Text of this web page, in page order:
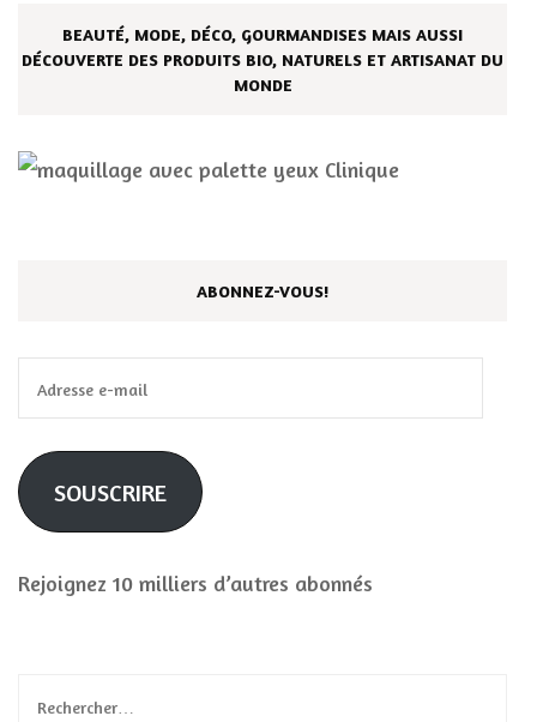
BEAUTÉ, MODE, DÉCO, GOURMANDISES MAIS AUSSI
DÉCOUVERTE DES PRODUITS BIO, NATURELS ET ARTISANAT DU
MONDE
ABONNEZ-VOUS!
e-
mail
SOUSCRIRE
Rejoignez 10 milliers d’autres abonnés
Rechercher :